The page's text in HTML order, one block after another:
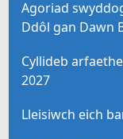
Agoriad
Ddôl gan Dawn
Cyllideb
2027
Lleisiwch eich